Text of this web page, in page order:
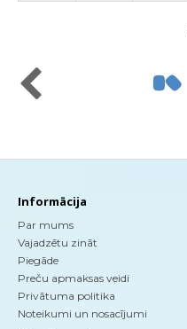
Informācija
Par mums
Vajadzētu zināt
Piegāde
Preču apmaksas veidi
Privātuma politika
Noteikumi un nosacījumi